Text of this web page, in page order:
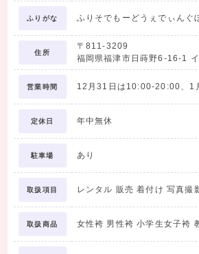
ふりがな ふりそでもーどうぇでぃんぐ
住所
〒811-3209
福岡県福津市日蒔野6-16-1
営業時間 12月31日は10:00-20:00、1
定休日 年中無休
駐車場 あり
取扱項目 レンタル 販売 着付け 写真撮
取扱商品 女性袴 男性袴 小学生女子袴